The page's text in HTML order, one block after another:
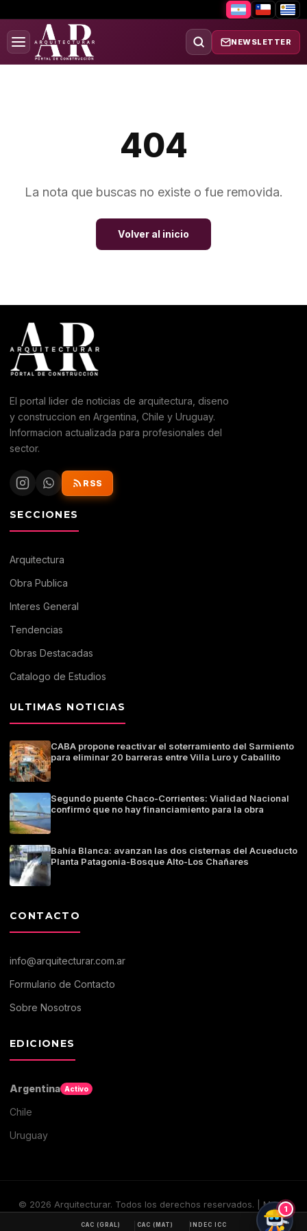
NEWSLETTER
404
La nota que buscas no existe o fue removida.
Volver al inicio
El portal lider de noticias de arquitectura, diseno
y construccion en Argentina, Chile y Uruguay.
Informacion actualizada para profesionales del
sector.
RSS
SECCIONES
Arquitectura
Obra Publica
Interes General
Tendencias
Obras Destacadas
Catalogo de Estudios
ULTIMAS NOTICIAS
CABA propone reactivar el soterramiento del Sarmiento
para eliminar 20 barreras entre Villa Luro y Caballito
Segundo puente Chaco-Corrientes: Vialidad Nacional
confirmó que no hay financiamiento para la obra
Bahía Blanca: avanzan las dos cisternas del Acueducto
Planta Patagonia-Bosque Alto-Los Chañares
CONTACTO
info@arquitecturar.com.ar
Formulario de Contacto
Sobre Nosotros
EDICIONES
Argentina Activo
Chile
Uruguay
© 2026 Arquitecturar. Todos los derechos reservados. | Medio
CAC (GRAL) CAC (MAT) INDEC ICC
1